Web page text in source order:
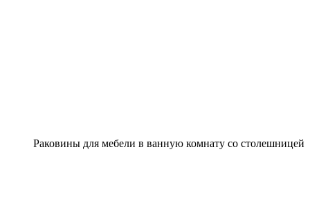
Раковины для мебели в ванную комнату со столешницей